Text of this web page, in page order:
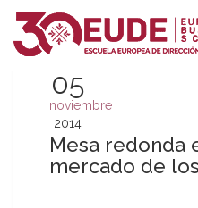
05
noviembre
2014
Mesa redonda
mercado de